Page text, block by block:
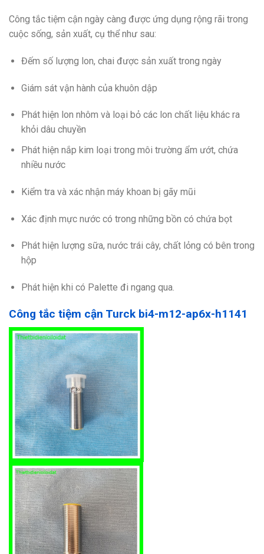
Công tắc tiệm cận ngày càng được ứng dụng rộng rãi trong
cuộc sống, sản xuất, cụ thể như sau:
Đếm số lượng lon, chai được sản xuất trong ngày
Giám sát vận hành của khuôn dập
Phát hiện lon nhôm và loại bỏ các lon chất liệu khác ra
khỏi dâu chuyền
Phát hiện nắp kim loại trong môi trường ẩm ướt, chứa
nhiều nước
Kiểm tra và xác nhận máy khoan bị gãy mũi
Xác định mực nước có trong những bồn có chứa bọt
Phát hiện lượng sữa, nước trái cây, chất lỏng có bên trong
hộp
Phát hiện khi có Palette đi ngang qua.
Công tắc tiệm cận Turck bi4-m12-ap6x-h1141